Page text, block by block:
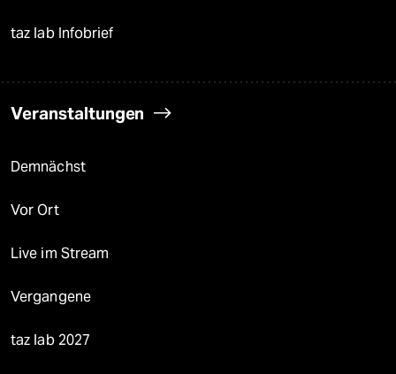
taz lab Infobrief
Veranstaltungen
Demnächst
Vor Ort
Live im Stream
Vergangene
taz lab 2027